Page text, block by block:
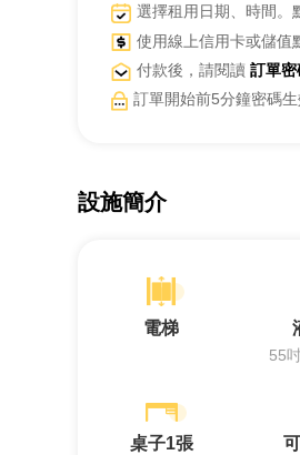
選擇租用日期、時間。
使用線上信用卡或儲值
付款後，請閱讀 訂單密
訂單開始前5分鐘密碼
設施簡介
電梯
55
桌子1張